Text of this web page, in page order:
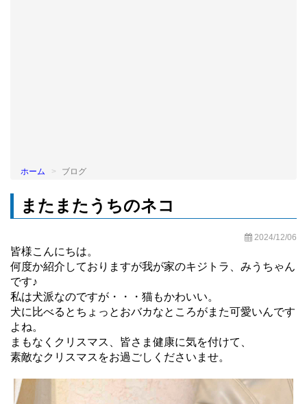
ホーム ブログ
またまたうちのネコ
2024/12/06
皆様こんにちは。
何度か紹介しておりますが我が家のキジトラ、みうちゃん
です♪
私は犬派なのですが・・・猫もかわいい。
犬に比べるとちょっとおバカなところがまた可愛いんです
よね。
まもなくクリスマス、皆さま健康に気を付けて、
素敵なクリスマスをお過ごしくださいませ。